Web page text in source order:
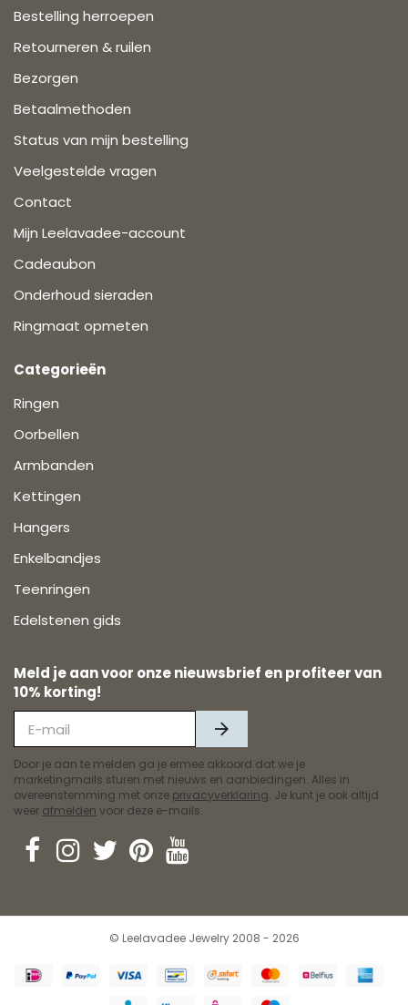
Bestelling herroepen
Retourneren & ruilen
Bezorgen
Betaalmethoden
Status van mijn bestelling
Veelgestelde vragen
Contact
Mijn Leelavadee-account
Cadeaubon
Onderhoud sieraden
Ringmaat opmeten
Categorieën
Ringen
Oorbellen
Armbanden
Kettingen
Hangers
Enkelbandjes
Teenringen
Edelstenen gids
Meld je aan voor onze nieuwsbrief en profiteer van
10% korting!
Door je aan te melden ga je ermee akkoord dat we je
marketingmails sturen met nieuws en aanbiedingen. Alles in
overeenstemming met onze privacyverklaring. Je kunt je ook altijd
weer afmelden voor deze e-mails.
© Leelavadee Jewelry 2008 - 2026